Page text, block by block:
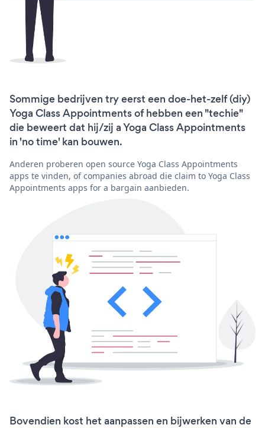
Sommige bedrijven try eerst een doe-het-zelf (diy)
Yoga Class Appointments of hebben een "techie"
die beweert dat hij/zij a Yoga Class Appointments
in 'no time' kan bouwen.
Anderen proberen open source Yoga Class Appointments
apps te vinden, of companies abroad die claim to Yoga Class
Appointments apps for a bargain aanbieden.
Bovendien kost het aanpassen en bijwerken van de